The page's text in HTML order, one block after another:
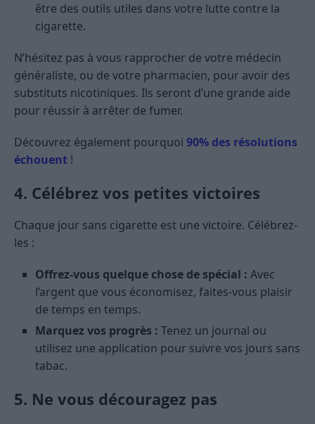
être des outils utiles dans votre lutte contre la
cigarette.
N’hésitez pas à vous rapprocher de votre médecin
généraliste, ou de votre pharmacien, pour avoir des
substituts nicotiniques. Ils seront d’une grande aide
pour réussir à arrêter de fumer.
Découvrez également pourquoi 90% des résolutions
échouent !
4. Célébrez vos petites victoires
Chaque jour sans cigarette est une victoire. Célébrez-
les :
Offrez-vous quelque chose de spécial : Avec
l’argent que vous économisez, faites-vous plaisir
de temps en temps.
Marquez vos progrès : Tenez un journal ou
utilisez une application pour suivre vos jours sans
tabac.
5. Ne vous découragez pas